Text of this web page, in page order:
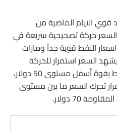
قوي الايام الماضية من
شهد السعر حركة تصحيحية سريعة في
النفط قوية جداً ومازات
السعر استمرار للحركة
التصحيحية الحالية ولكن لن يهبط بقوة أسفل مستوى 50 دولار،
تحرك السعر ما بين مستوى